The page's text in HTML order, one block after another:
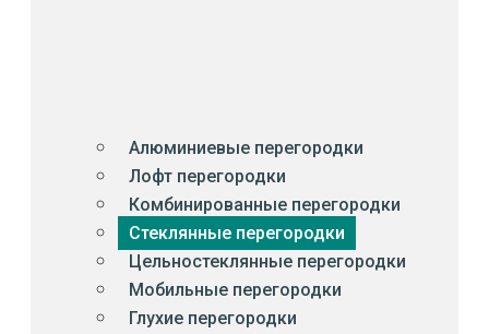
Алюминиевые перегородки
Лофт перегородки
Комбинированные перегородки
Стеклянные перегородки
Цельностеклянные перегородки
Мобильные перегородки
Глухие перегородки